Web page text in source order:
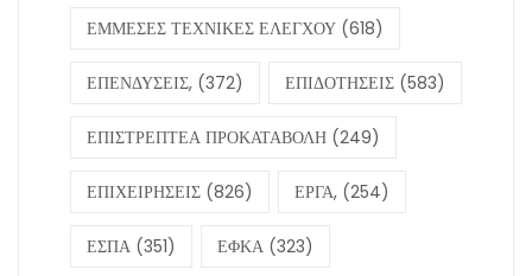
ΕΜΜΕΣΕΣ ΤΕΧΝΙΚΕΣ ΕΛΕΓΧΟΥ (618)
ΕΠΕΝΔΥΣΕΙΣ, (372) ΕΠΙΔΟΤΗΣΕΙΣ (583)
ΕΠΙΣΤΡΕΠΤΕΑ ΠΡΟΚΑΤΑΒΟΛΗ (249)
ΕΠΙΧΕΙΡΗΣΕΙΣ (826) ΕΡΓΑ, (254)
ΕΣΠΑ (351) ΕΦΚΑ (323)